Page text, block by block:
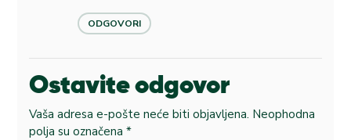
ODGOVORI
Ostavite odgovor
Vaša adresa e-pošte neće biti objavljena. Neophodna
polja su označena *